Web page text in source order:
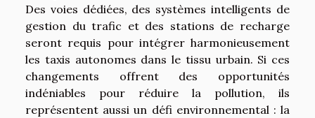
Des voies dédiées, des systèmes intelligents de
gestion du trafic et des stations de recharge
seront requis pour intégrer harmonieusement
les taxis autonomes dans le tissu urbain. Si ces
changements offrent des opportunités
indéniables pour réduire la pollution, ils
représentent aussi un défi environnemental : la